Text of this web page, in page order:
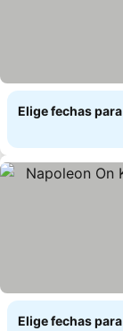
Elige fechas
Elige fechas